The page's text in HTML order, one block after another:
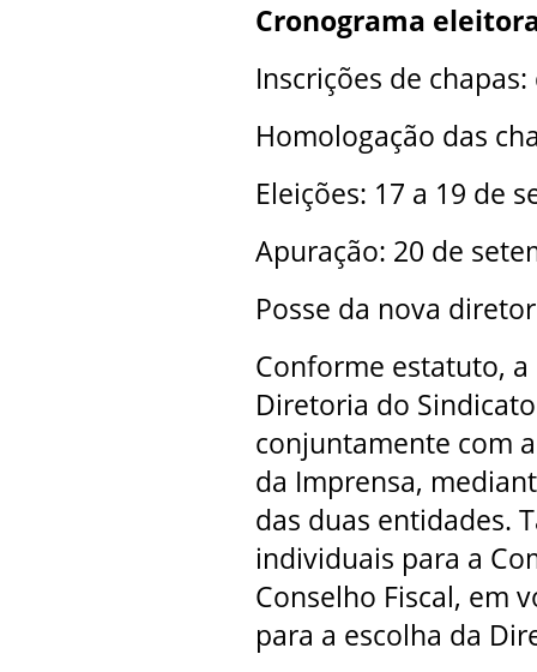
Cronograma
Inscrições de
Homologação das
Eleições: 17 a 19 de
Apuração: 20 de
Posse da nova
Conforme estatuto,
Diretoria do
conjuntamente com
da Imprensa,
das duas entidades.
individuais para a
Conselho Fiscal, em
para a escolha da